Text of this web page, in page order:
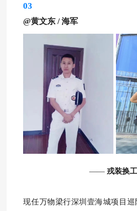
03
@黄文东 /海军
—— 戎装换
现任万物梁行深圳壹海城项目